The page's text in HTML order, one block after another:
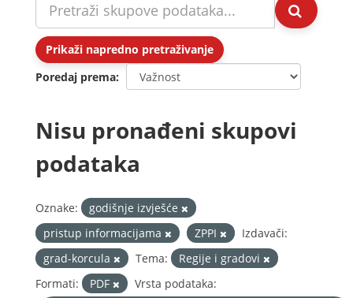
Prikaži napredno pretraživanje
Poredaj prema
Nisu pronađeni skupovi
podataka
Oznake:
godišnje izvješće
pristup informacijama
ZPPI
Izdavači:
grad-korcula
Tema:
Regije i gradovi
Formati:
PDF
Vrsta podataka: